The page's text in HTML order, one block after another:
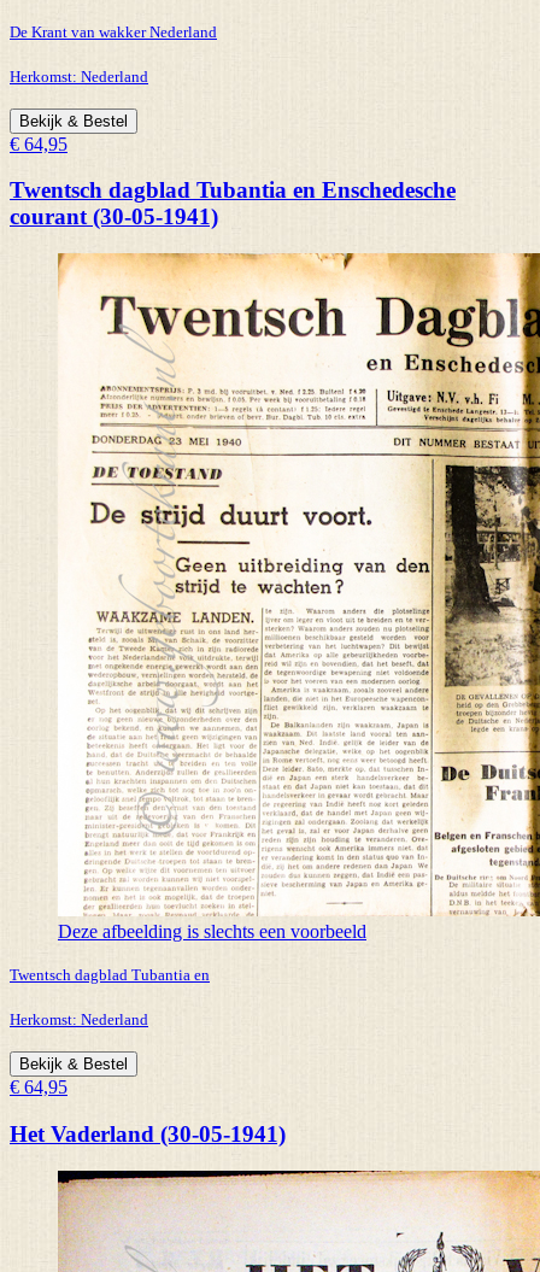
De Krant van wakker Nederland
Herkomst: Nederland
Bekijk & Bestel
€ 64,95
Twentsch dagblad Tubantia en Enschedesche
courant (30-05-1941)
Deze afbeelding is slechts een voorbeeld
Twentsch dagblad Tubantia en
Herkomst: Nederland
Bekijk & Bestel
€ 64,95
Het Vaderland (30-05-1941)